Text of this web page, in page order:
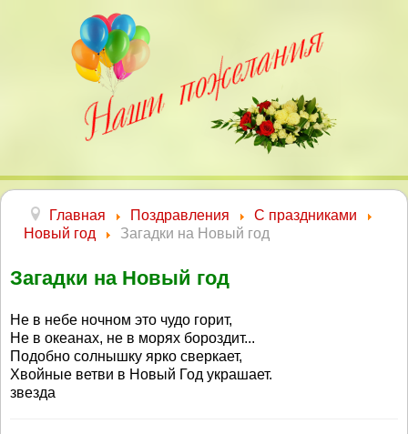
Главная Поздравления
С праздниками
Новый год
Загадки на Новый год
Загадки на Новый год
Не в небе ночном это чудо горит,
Не в океанах, не в морях бороздит...
Подобно солнышку ярко сверкает,
Хвойные ветви в Новый Год украшает.
звезда